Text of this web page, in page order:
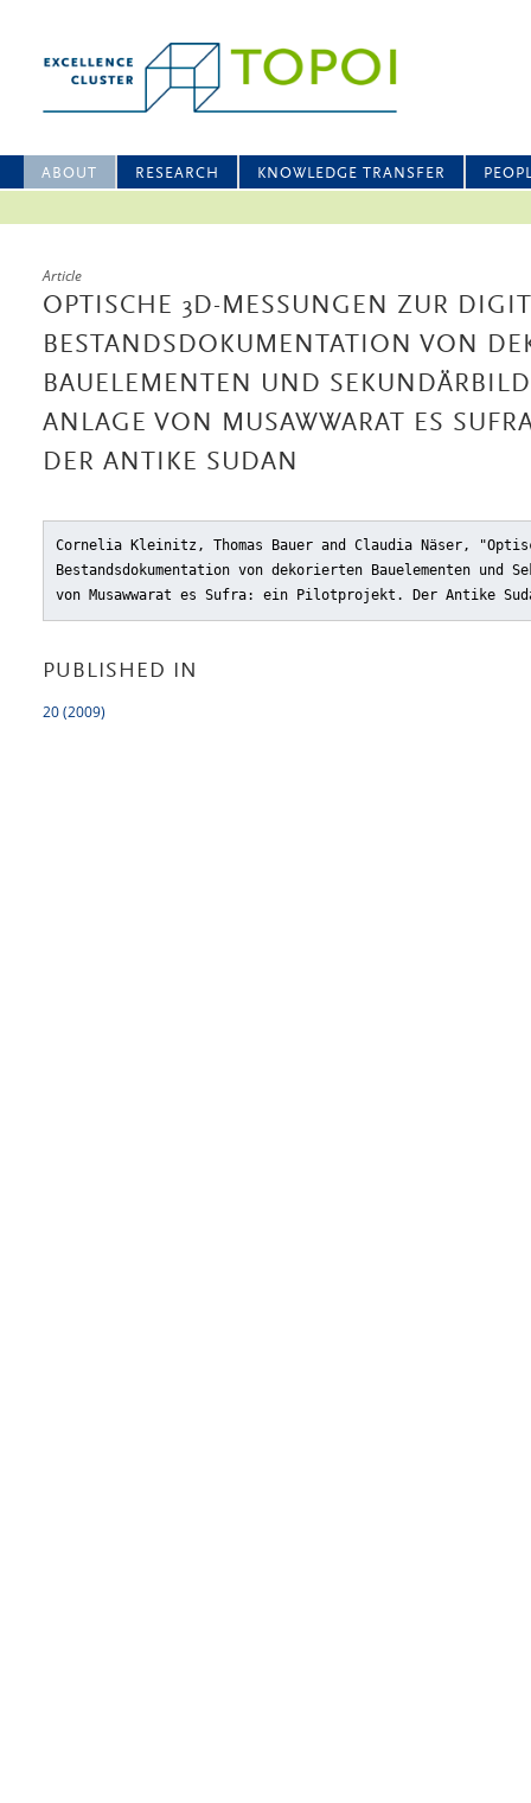
ABOUT RESEARCH KNOWLEDGE TRANSFER
Article
OPTISCHE 3D-MESSUNGEN ZUR
BESTANDSDOKUMENTATION VON
BAUELEMENTEN UND
NLAGE VON MUSAWWARAT ES
ER ANTIKE SUDAN
Cornelia Kleinitz, Thomas Bauer and Claudia Näser,
Bestandsdokumentation von dekorierten Bauelementen und
von Musawwarat es Sufra: ein Pilotprojekt. Der Antike
PUBLISHED IN
20 (2009)